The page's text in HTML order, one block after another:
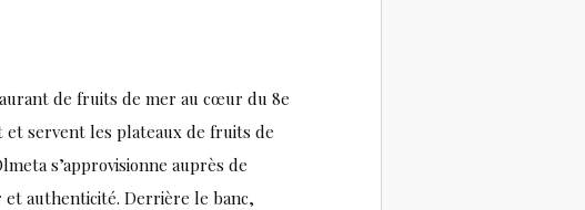
de fruits de mer au cœur du 8e
servent les plateaux de fruits de
s’approvisionne auprès de
authenticité. Derrière le banc,